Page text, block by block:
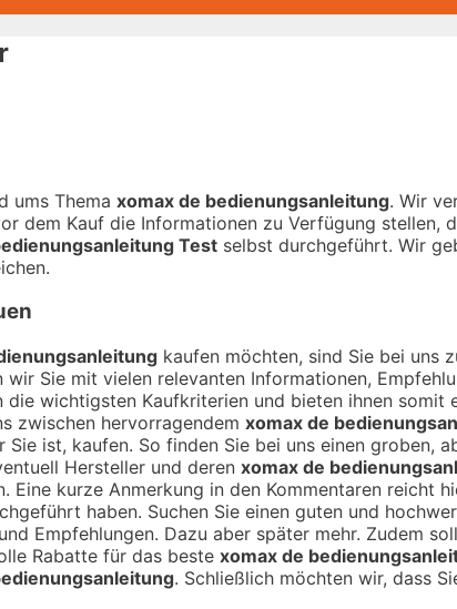
ums Thema xomax de bedienungsanleitung. Wir
dem Kauf die Informationen zu Verfügung stellen,
Test selbst durchgeführt. Wir
kaufen möchten, sind Sie bei uns
Sie mit vielen relevanten Informationen,
wichtigsten Kaufkriterien und bieten ihnen somit
zwischen hervorragendem xomax de
ist, kaufen. So finden Sie bei uns einen groben,
Hersteller und deren xomax de
kurze Anmerkung in den Kommentaren reicht
haben. Suchen Sie einen guten und
Empfehlungen. Dazu aber später mehr. Zudem
Rabatte für das beste xomax de
. Schließlich möchten wir, dass